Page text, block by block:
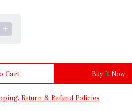
Cart Buy It Now
Return & Refund Policies